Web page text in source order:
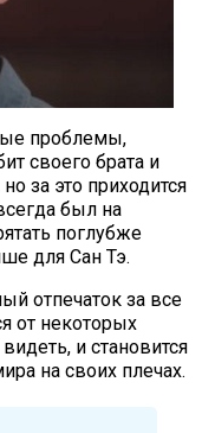
проблемы,
своего брата и
за это приходится
был на
поглубже
для Сан Тэ.
отпечаток за все
от некоторых
и становится
на своих плечах.